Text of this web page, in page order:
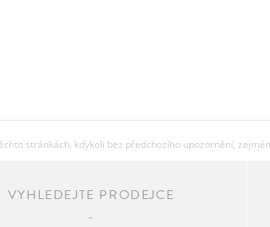
stránkách, kdykoli bez předchozího upozornění,
VYHLEDEJTE PRODEJCE